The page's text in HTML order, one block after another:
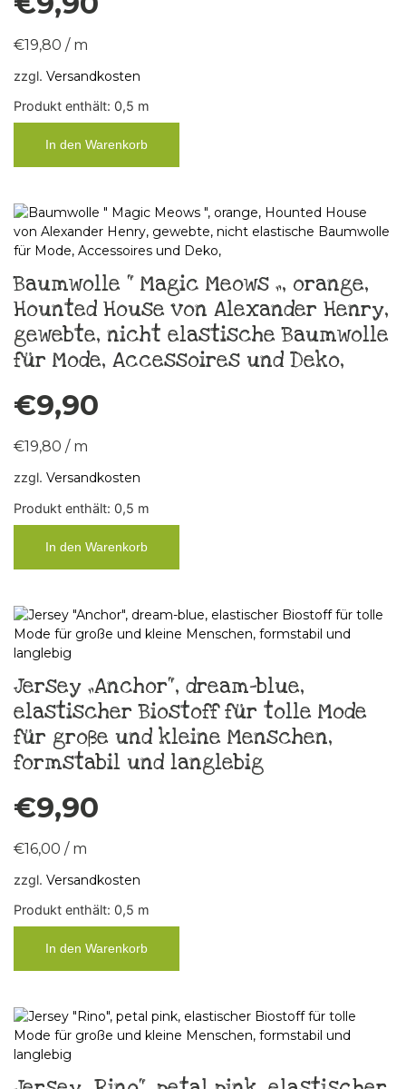
€19,80 / m
zzgl. Versandkosten
Produkt enthält: 0,5 m
In den Warenkorb
Baumwolle “ Magic Meows „, orange,
Hounted House von Alexander Henry,
gewebte, nicht elastische Baumwolle
für Mode, Accessoires und Deko,
€9,90
€19,80 / m
zzgl. Versandkosten
Produkt enthält: 0,5 m
In den Warenkorb
Jersey „Anchor“, dream-blue,
elastischer Biostoff für tolle Mode
für große und kleine Menschen,
formstabil und langlebig
€9,90
€16,00 / m
zzgl. Versandkosten
Produkt enthält: 0,5 m
In den Warenkorb